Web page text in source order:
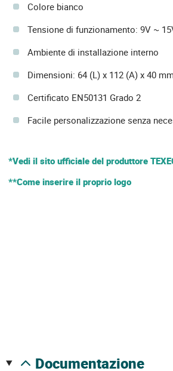
Colore bianco
Tensione di funzionamento: 9V ~
Ambiente di installazione interno
Dimensioni: 64 (L) x 112 (A) x 40
Certificato EN50131 Grado 2
Facile personalizzazione senza
*Vedi il sito ufficiale del produttore
**Come inserire il proprio logo
documentazione